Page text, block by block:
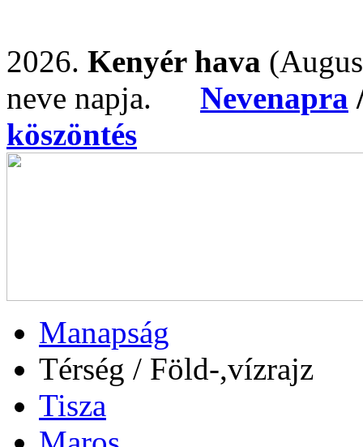
2026. Kenyér hava
neve napja. Nevenapra
köszöntés
Manapság
Térség / Föld-,vízrajz
Tisza